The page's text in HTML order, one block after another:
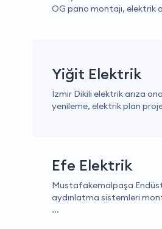
OG pano montajı, elektrik
Yiğit Elektrik
İzmir Dikili elektrik arıza
yenileme, elektrik plan
Efe Elektrik
Mustafakemalpaşa
aydınlatma sistemleri
...